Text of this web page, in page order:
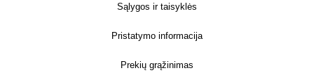
Sąlygos ir taisyklės
Pristatymo informacija
Prekių grąžinimas